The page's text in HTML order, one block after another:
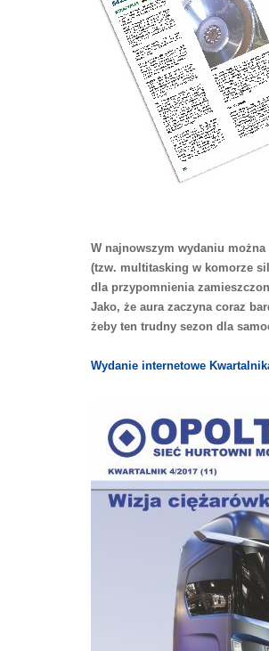
W najnowszym wydaniu
(tzw. multitasking w komorze
dla przypomnienia
Jako, że aura zaczyna coraz
żeby ten trudny sezon dla
Wydanie internetowe